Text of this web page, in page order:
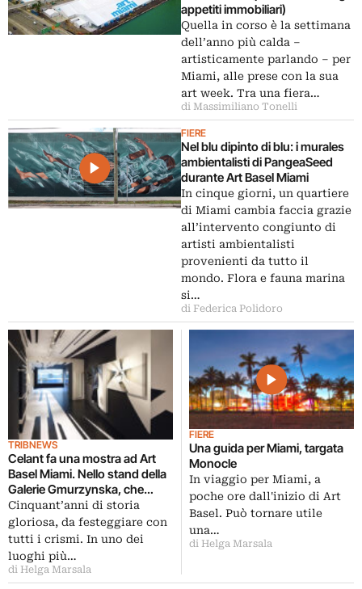
appetiti immobiliari)
Quella in corso è la settimana
dell’anno più calda –
artisticamente parlando – per
Miami, alle prese con la sua
art week. Tra una fiera…
di Massimiliano Tonelli
FIERE
Nel blu dipinto di blu: i murales
ambientalisti di PangeaSeed
durante Art Basel Miami
In cinque giorni, un quartiere
di Miami cambia faccia grazie
all’intervento congiunto di
artisti ambientalisti
provenienti da tutto il
mondo. Flora e fauna marina
si…
di Federica Polidoro
TRIBNEWS
Celant fa una mostra ad Art
Basel Miami. Nello stand della
Galerie Gmurzynska, che
compie 50 anni. In fiera, come
in un museo
Cinquant’anni di storia
gloriosa, da festeggiare con
tutti i crismi. In uno dei
luoghi più…
di Helga Marsala
FIERE
Una guida per Miami, targata
Monocle
In viaggio per Miami, a
poche ore dall'inizio di Art
Basel. Può tornare utile
una…
di Helga Marsala